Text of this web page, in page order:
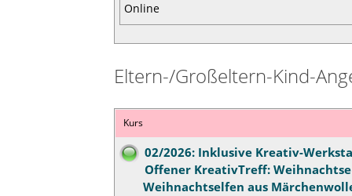
Online
Eltern-/Großeltern-Kind-
Kurs
02/2026: Inklusive Kreativ-
Offener KreativTreff:
Weihnachtselfen aus